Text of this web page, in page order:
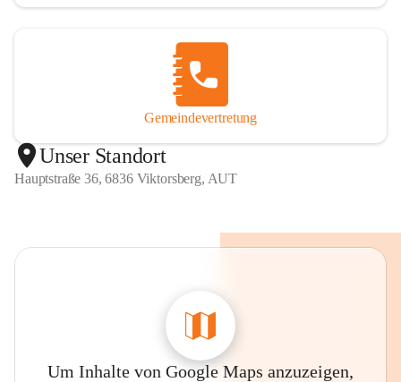
Gemeindevertretung
Unser Standort
Hauptstraße 36, 6836 Viktorsberg, AUT
Um Inhalte von Google Maps anzuzeigen,